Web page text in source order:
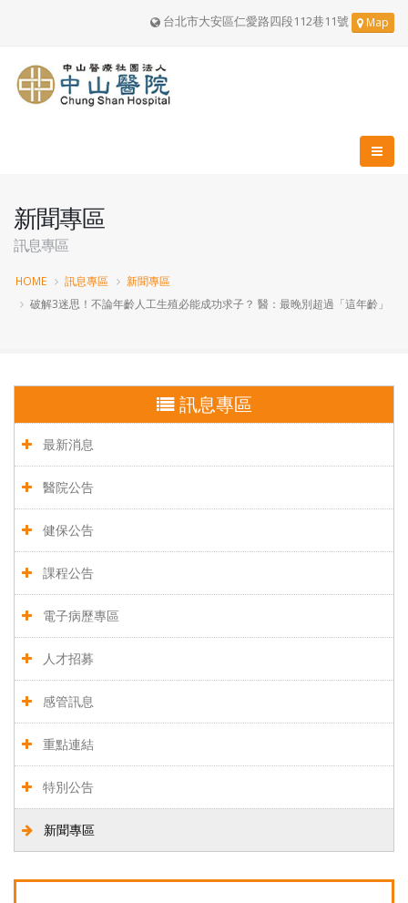
台北市大安區仁愛路四段112巷11號 Map
新聞專區
訊息專區
HOME 訊息專區
新聞專區
破解3迷思！不論年齡人工生殖必能成功求子？ 醫：最晚別超過「這年齡」
訊息專區
最新消息
醫院公告
健保公告
課程公告
電子病歷專區
人才招募
感管訊息
重點連結
特別公告
新聞專區